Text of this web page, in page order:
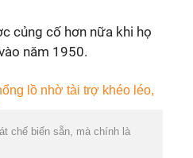
củng cố hơn nữa khi họ
năm 1950.
chế biến sẵn, mà chính là